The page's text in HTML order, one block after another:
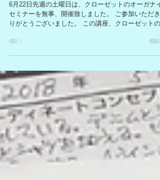
6月22日先週の土曜日は、クローゼットのオーガナ
セミナーを無事、開催致しました。 ご参加いただき
りがとうございました。 この講座、クローゼットの
す😊 参加者の方のご感想も、抑えるポイントがわか